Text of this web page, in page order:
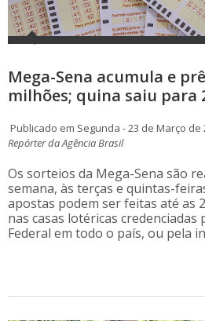
Mega-Sena acumula e
milhões; quina saiu para
Publicado em Segunda - 23 de Março de
Repórter da Agência Brasil
Os sorteios da Mega-Sena são
semana, às terças e quintas-
apostas podem ser feitas até as
nas casas lotéricas credenciadas
Federal em todo o país, ou pela